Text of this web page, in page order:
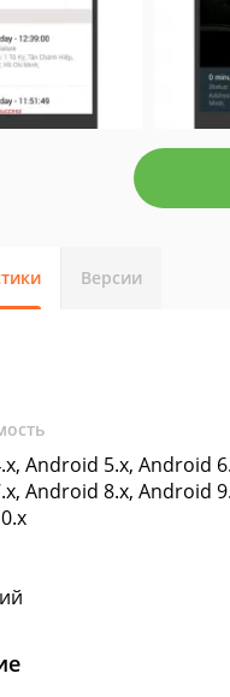
Версии
Android 5.x, Android
Android 8.x, Android